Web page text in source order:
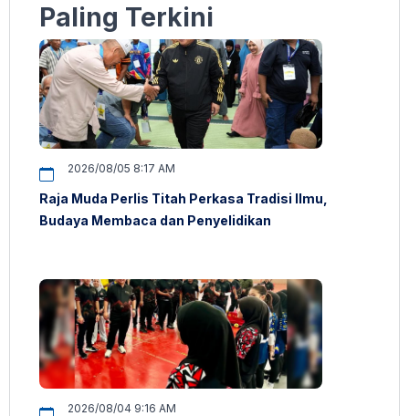
Paling Terkini
2026/08/05 8:17 AM
Raja Muda Perlis Titah Perkasa Tradisi Ilmu,
Budaya Membaca dan Penyelidikan
2026/08/04 9:16 AM